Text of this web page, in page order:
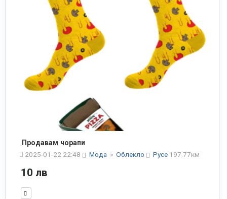
Продавам чорапи
2025-01-22 22:48
Мода » Облекло Русе 197.77км
10 лв